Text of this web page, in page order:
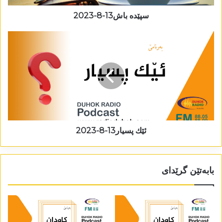
سپێدە باش13-8-2023
ئێك پسیار13-8-2023
بابەتێن گرێدای